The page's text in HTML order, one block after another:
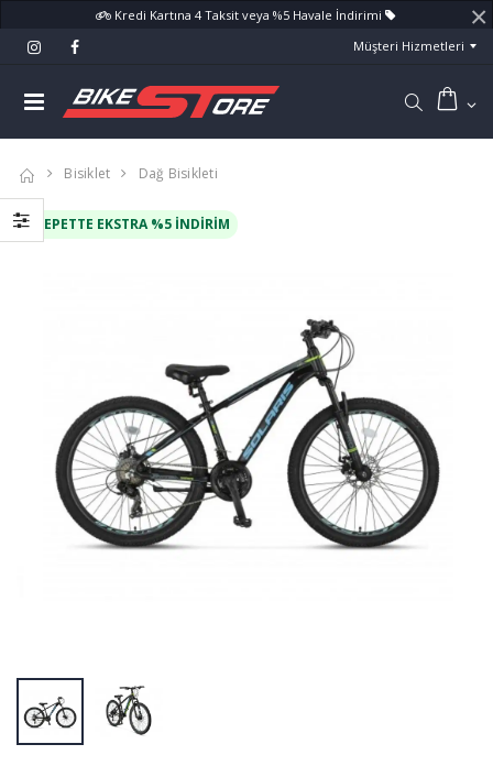
Kredi Kartına 4 Taksit veya %5 Havale İndirimi ×
Müşteri Hizmetleri
Bisiklet Dağ Bisikleti
SEPETTE EKSTRA %5 İNDIRIM